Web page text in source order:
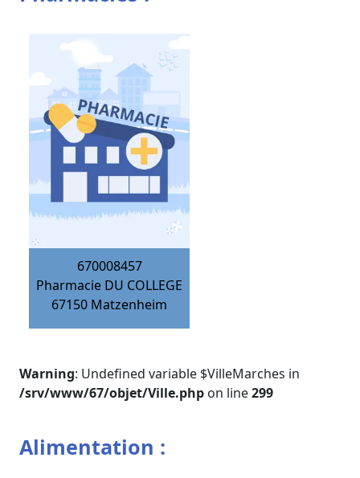
670008457
Pharmacie DU COLLEGE
67150 Matzenheim
Warning: Undefined variable $VilleMarches in
/srv/www/67/objet/Ville.php on line299
Alimentation :